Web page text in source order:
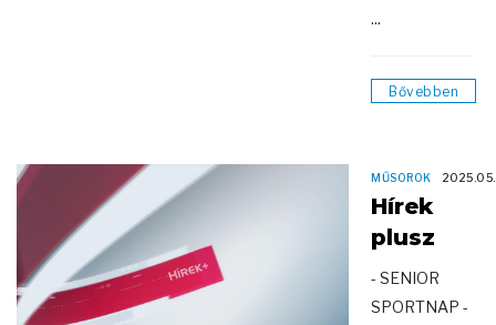
...
Bővebben
MŰSOROK
Hírek
plusz
- SENIOR
SPORTNAP -